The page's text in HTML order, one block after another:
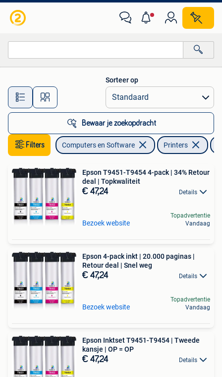
Alle afstanden…
Sorteer op
Bewaar je zoekopdracht
Filters Computers en Software Printers
Epson T9451-T9454 4-pack | 34% Retour
deal | Topkwaliteit
€ 47,24 Details
Bezoek website
Topadvertentie
Vandaag
Epson 4-pack inkt | 20.000 paginas |
Retour deal | Snel weg
€ 47,24 Details
Bezoek website
Topadvertentie
Vandaag
Epson Inktset T9451-T9454 | Tweede
kansje | OP = OP
€ 47,24 Details